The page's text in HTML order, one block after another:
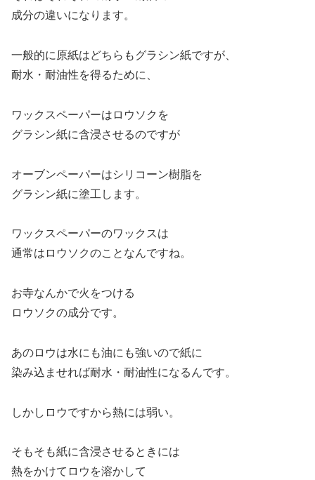
成分の違いになります。
一般的に原紙はどちらもグラシン紙ですが、
耐水・耐油性を得るために、
ワックスペーパーはロウソクを
グラシン紙に含浸させるのですが
オーブンペーパーはシリコーン樹脂を
グラシン紙に塗工します。
ワックスペーパーのワックスは
通常はロウソクのことなんですね。
お寺なんかで火をつける
ロウソクの成分です。
あのロウは水にも油にも強いので紙に
染み込ませれば耐水・耐油性になるんです。
しかしロウですから熱には弱い。
そもそも紙に含浸させるときには
熱をかけてロウを溶かして